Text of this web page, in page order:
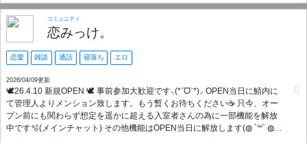
―― そんな自然な流れを大切にしてます🦋 ✿ ┈ ⋯ ┈ ✿ 募集事項✿ ┈ ⋯ ┈ ✿
♡満20~40までの男性女性 ♡本気で恋人が欲しい方 ♡お喋り好きな方 ♡癒
しを欲しい方 ♡寂しがり屋・かまちょな方 ♡モラル・マナーを守れる方 ♡
イン率高い方(週2回以上) ♡掛け持ちOK ♡三次元拾い画NG ✿ ┈ ⋯ ┈ ✿ ┈ ⋯
┈ ✿ ┈ ⋯ ┈ ✿ ┈ ⋯ ┈ ✿ 面接は無いので管理陣が確認し次第 すぐに全機能利
用出来ます🍀*゜(0~12時間以内) 当サーバーを活用するにあたってサーバー
内での ルールや一般常識、モラル等を 最低限守ってくれるなら基本的に ゆ
るゆるなサーバーだと自負しております🙇‍♀️🙇‍♂️
✼••┈┈••✼••┈┈••✼••┈┈••✼••┈┈••✼••┈┈••✼ 🧸出来ること 雑談/VC/恋バナ/相談/
ゲーム/猥談/寝落ち等 🗣️多数VC完備(雑談、個通、ゲーム専用、寝落ち
等…) 💬安心できる環境 ・管理体制万全(男女各1名ずつ居ます) ・多種多様
コミュニティ
恋みっけ。
恋愛 雑談 通話 寝落ち エロ
2026/04/09更新
🕊26.4.10 新規OPEN 🕊 事前参加大歓迎です⸜(*ˊᗜˋ*)⸝ OPEN当日に鯖内に
て管理人よりメンション致します。もう暫くお待ちください☕️ 只今、オー
プン前にも関わらず想定を遥かに超える入室者さんの為に一部機能を解放
中です🫧(メインチャット) その他機能はOPEN当日に解放します(◍ ´꒳` ◍)